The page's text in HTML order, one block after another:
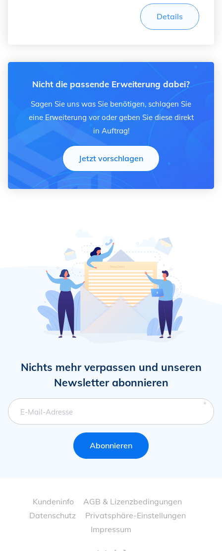
Details
Nicht die passende Erweiterung dabei?
Sagen Sie uns was Sie benötigen, schlagen Sie
eine Erweiterung vor oder geben Sie diese direkt
in Auftrag!
Jetzt vorschlagen
Nichts mehr verpassen und unseren
Newsletter abonnieren
Pflichtfeld
E-Mail-Adresse
Abonnieren
Navigation
überspringen
Kundeninfo
AGB & Lizenzbedingungen
Datenschutz
Privatsphäre-Einstellungen
Impressum